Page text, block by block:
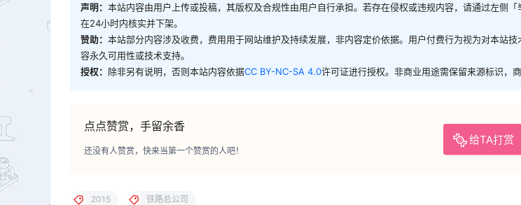
声明： 本站内容由用户上传或投稿，其版权及合规性由用户自行承担。若存在侵权或违规内容，请通过左侧
在24小时内核实并下架。
赞助： 本站部分内容涉及收费，费用用于网站维护及持续发展，非内容定价依据。用户付费行为视为对本站
容永久可用性或技术支持。
授权： 除非另有说明，否则本站内容依据CC BY-NC-SA 4.0许可证进行授权。非商业用途需保留来源标识，
点点赞赏，手留余香
给TA打赏
还没有人赞赏，快来当第一个赞赏的人吧！
2015 铁路总公司